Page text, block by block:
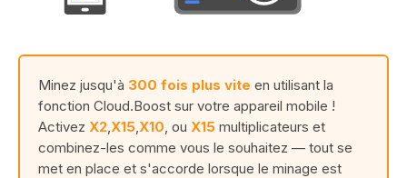
Minez jusqu'à 300 fois plus vite en utilisant la
fonction Cloud.Boost sur votre appareil mobile !
Activez X2 X15 X10 , ou X15 multiplicateurs et
combinez-les comme vous le souhaitez — tout se
met en place et s'accorde lorsque le minage est